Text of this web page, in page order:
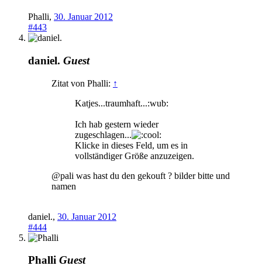
Phalli, 30. Januar 2012
#443
daniel. Guest
Zitat von Phalli: ↑
Katjes...traumhaft...:wub:
Ich hab gestern wieder
zugeschlagen...
Klicke in dieses Feld, um es in
vollständiger Größe anzuzeigen.
@pali was hast du den gekouft ? bilder bitte und
namen
daniel., 30. Januar 2012
#444
Phalli Guest